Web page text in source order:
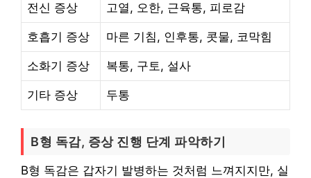
전신 증상 고열, 오한, 근육통, 피로감
호흡기 증상 마른 기침, 인후통, 콧물, 코막힘
소화기 증상 복통, 구토, 설사
기타 증상 두통
B형 독감, 증상 진행 단계 파악하기
B형 독감은 갑자기 발병하는 것처럼 느껴지지만, 실